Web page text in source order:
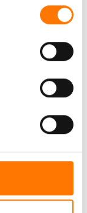
in ganz Europa
der zweifache